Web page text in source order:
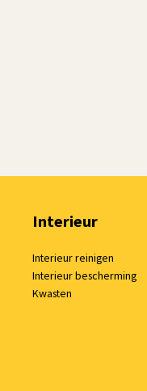
Interieur
Interieur reinigen
Interieur bescherming
Kwasten